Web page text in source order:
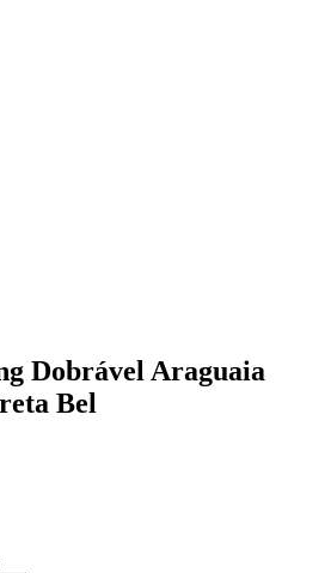
Dobrável Araguaia
Bel